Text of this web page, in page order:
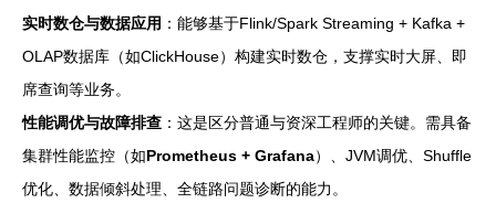
实时数仓与数据应用 ：能够基于Flink/Spark Streaming + Kafka +
OLAP数据库（如ClickHouse）构建实时数仓，支撑实时大屏、即
席查询等业务。
性能调优与故障排查 ：这是区分普通与资深工程师的关键。需具备
集群性能监控（如Prometheus + Grafana）、JVM调优、Shuffle
优化、数据倾斜处理、全链路问题诊断的能力。